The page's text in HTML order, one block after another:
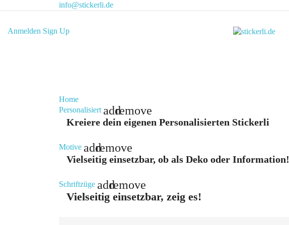
info@stickerli.de
Anmelden Sign Up
Home
Personalisiert addremove
Kreiere dein eigenen Personalisierten Stickerli
Motive addremove
Vielseitig einsetzbar, ob als Deko oder Information!
Schriftzüge addremove
Vielseitig einsetzbar, zeig es!